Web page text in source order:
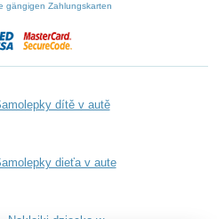
gängigen Zahlungskarten
dítě v autě
dieťa v aute